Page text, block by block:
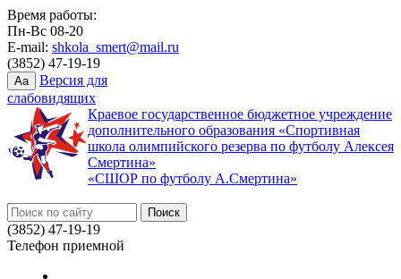
Время работы:
Пн-Вс 08-20
E-mail: shkola_smert@mail.ru
(3852) 47-19-19
Aa
Версия для
слабовидящих
Краевое государственное бюджетное учреждение
дополнительного образования «Спортивная
школа олимпийского резерва по футболу Алексея
Смертина»
«СШОР по футболу А.Смертина»
(3852) 47-19-19
Телефон приемной